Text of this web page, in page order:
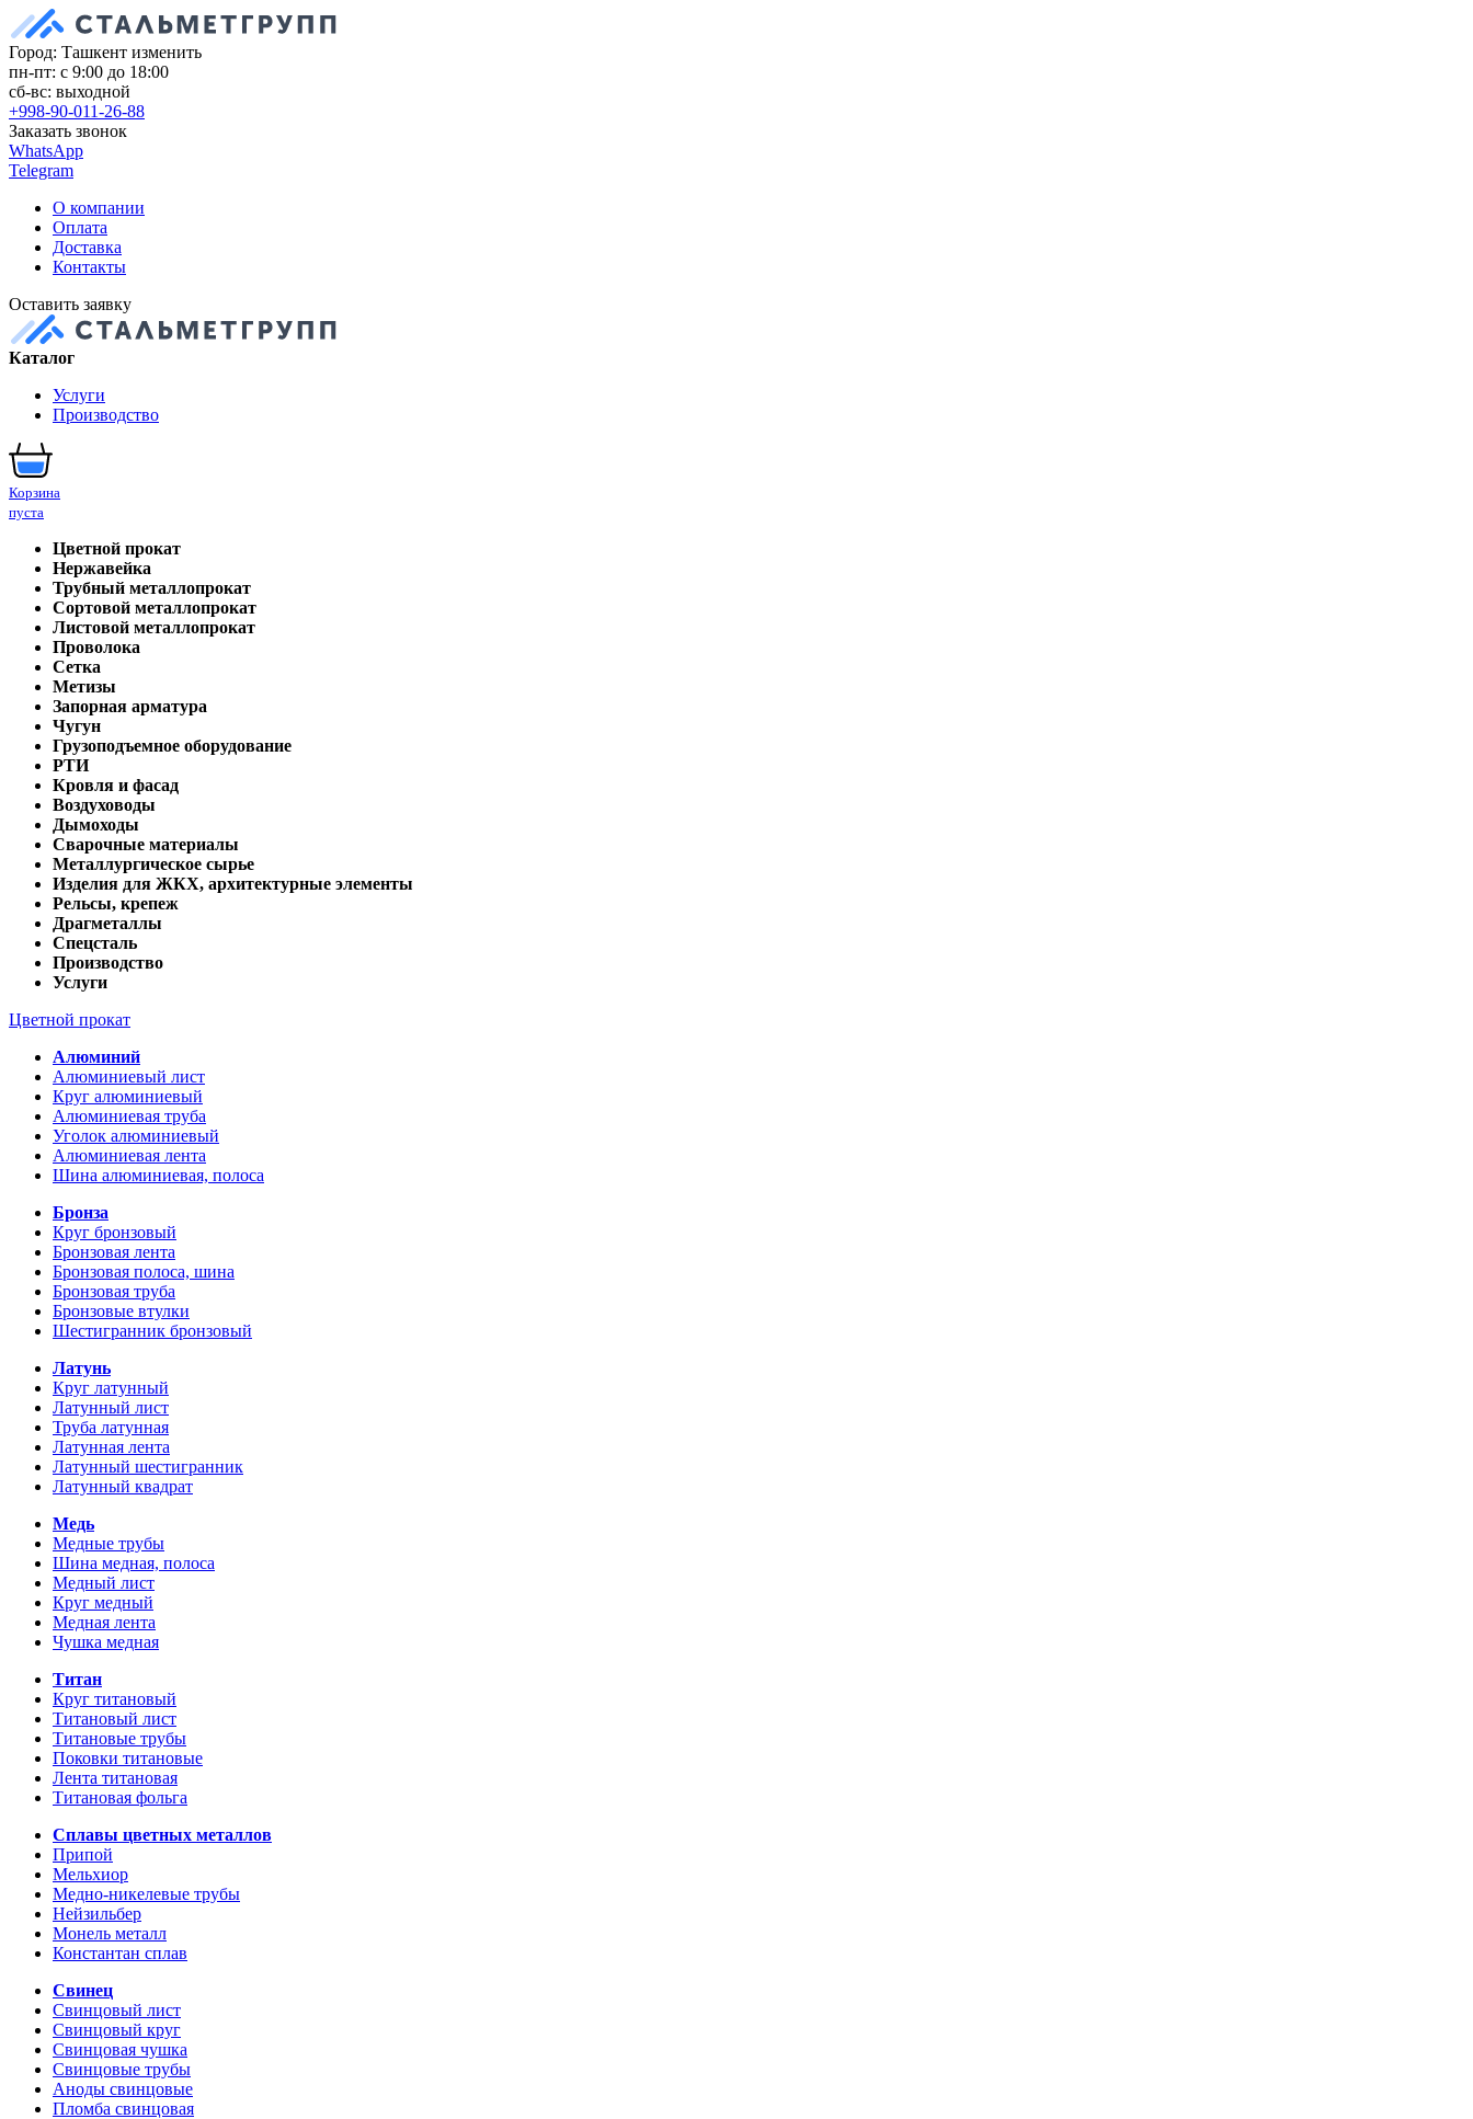
Город: Ташкент изменить
пн-пт: с 9:00 до 18:00
сб-вс: выходной
+998-90-011-26-88
Заказать звонок
WhatsApp
Telegram
О компании
Оплата
Доставка
Контакты
Оставить заявку
Каталог
Услуги
Производство
Корзина
пуста
Цветной прокат
Нержавейка
Трубный металлопрокат
Сортовой металлопрокат
Листовой металлопрокат
Проволока
Сетка
Метизы
Запорная арматура
Чугун
Грузоподъемное оборудование
РТИ
Кровля и фасад
Воздуховоды
Дымоходы
Сварочные материалы
Металлургическое сырье
Изделия для ЖКХ, архитектурные элементы
Рельсы, крепеж
Драгметаллы
Спецсталь
Производство
Услуги
Цветной прокат
Алюминий
Алюминиевый лист
Круг алюминиевый
Алюминиевая труба
Уголок алюминиевый
Алюминиевая лента
Шина алюминиевая, полоса
Бронза
Круг бронзовый
Бронзовая лента
Бронзовая полоса, шина
Бронзовая труба
Бронзовые втулки
Шестигранник бронзовый
Латунь
Круг латунный
Латунный лист
Труба латунная
Латунная лента
Латунный шестигранник
Латунный квадрат
Медь
Медные трубы
Шина медная, полоса
Медный лист
Круг медный
Медная лента
Чушка медная
Титан
Круг титановый
Титановый лист
Титановые трубы
Поковки титановые
Лента титановая
Титановая фольга
Сплавы цветных металлов
Припой
Мельхиор
Медно-никелевые трубы
Нейзильбер
Монель металл
Константан сплав
Свинец
Свинцовый лист
Свинцовый круг
Свинцовая чушка
Свинцовые трубы
Аноды свинцовые
Пломба свинцовая